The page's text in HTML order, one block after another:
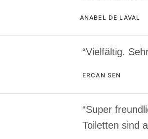
ANABEL DE LAVAL
“Vielfältig.
ERCAN SEN
“Super
Toiletten sind